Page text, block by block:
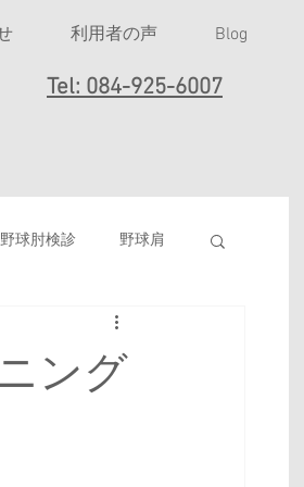
利用者の声 Blog
Tel: 084-925-6007
野球肘検診 野球肩
女子ソフトボール
ング